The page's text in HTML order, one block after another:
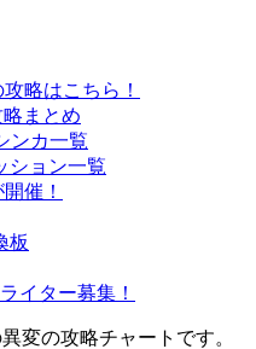
略はこちら！
まとめ
ンカ一覧
ション一覧
催！
板
イター募集！
変の攻略チャートです。